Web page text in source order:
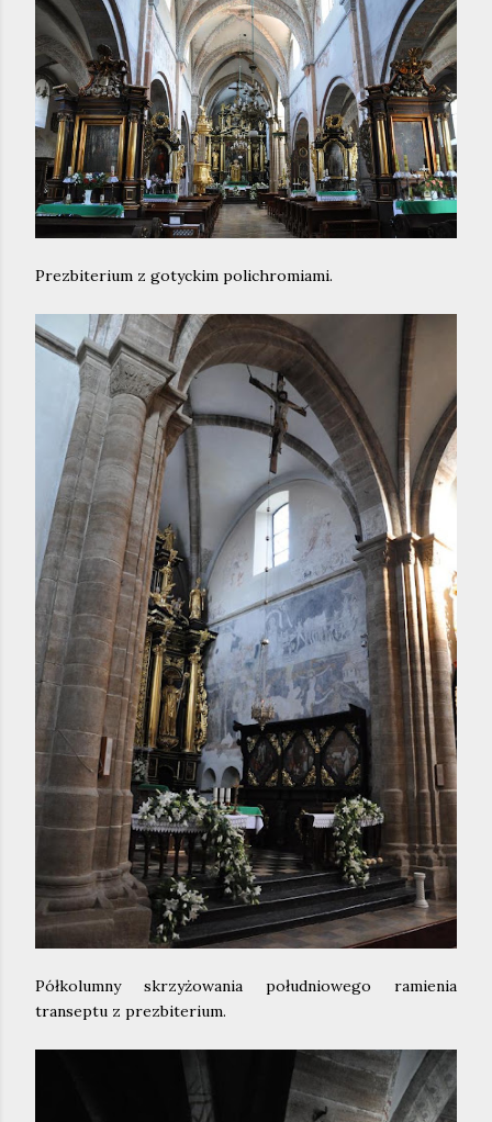
Prezbiterium z gotyckim polichromiami.
Półkolumny skrzyżowania południowego ramienia
transeptu z prezbiterium.